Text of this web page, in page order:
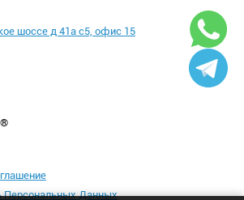
шоссе д 41а с5, офис 15
®
Персональных Данных